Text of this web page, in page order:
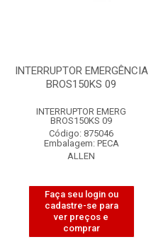
INTERRUPTOR EMERGÊNCIA
BROS150KS 09
INTERRUPTOR EMERG
BROS150KS 09
Código: 875046
Embalagem: PECA
ALLEN
Faça seu login ou
cadastre-se para
ver preços e
comprar